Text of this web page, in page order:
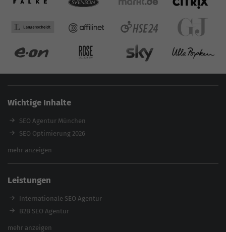
Wichtige Inhalte
SEO Agentur München
SEO Optimierung 2026
Backlink-Audit 2026
Referenzen
E-Books
Magazin
mehr anzeigen
Leistungen
Internationale SEO Agentur
B2B SEO Agentur
Inhouse SEO Agentur
mehr anzeigen